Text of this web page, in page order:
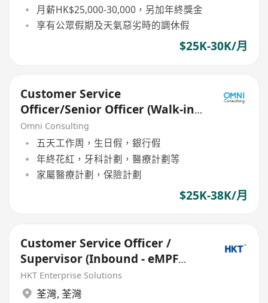
月薪HK$25,000-30,000，另加年終獎金
享有公眾假期及天氣惡劣時的調休假
$25K-30K/月
Customer Service
Officer/Senior Officer (Walk-in
Centre, Life Insurance)
Omni Consulting
五天工作周，生日假，銀行假
年終花紅，牙科計劃，醫療計劃等
家屬醫療計劃，保險計劃
$25K-38K/月
Customer Service Officer /
Supervisor (Inbound - eMPF
Service)
HKT Enterprise Solutions
荃灣, 荃灣